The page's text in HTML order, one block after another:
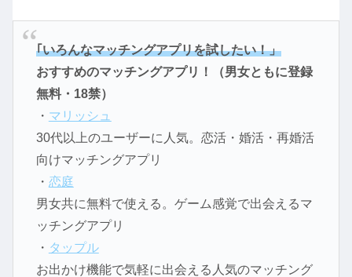
｢いろんなマッチングアプリを試したい！」
おすすめのマッチングアプリ！（男女ともに登録
無料・18禁）
・ マリッシュ
30代以上のユーザーに人気。恋活・婚活・再婚活
向けマッチングアプリ
・ 恋庭
男女共に無料で使える。ゲーム感覚で出会えるマ
ッチングアプリ
・ タップル
お出かけ機能で気軽に出会える人気のマッチング